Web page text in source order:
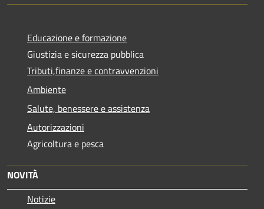
Educazione e formazione
Giustizia e sicurezza pubblica
Tributi,finanze e contravvenzioni
Ambiente
Salute, benessere e assistenza
Autorizzazioni
Agricoltura e pesca
NOVITÀ
Notizie